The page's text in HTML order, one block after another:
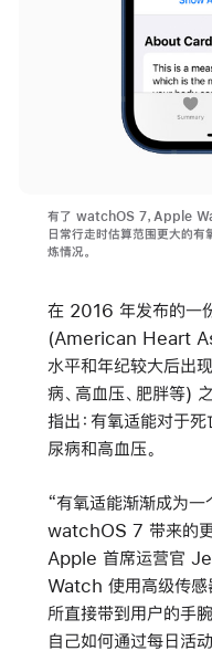
有了 watchOS 7，Apple
日常行走时估算范围更大的有
炼情况。
在 2016 年发布的一
(American Heart
水平和年纪较大后出
病、高血压、肥胖等)
指出：有氧适能对于
尿病和高血压。
“有氧适能渐渐成为一
watchOS 7 带来的更
Apple 首席运营官
Watch 使用高级传感
所直接带到用户的手
自己如何通过每日活